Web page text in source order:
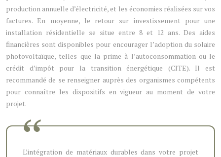
production annuelle d’électricité, et les économies réalisées sur vos
factures. En moyenne, le retour sur investissement pour une
installation résidentielle se situe entre 8 et 12 ans. Des aides
financières sont disponibles pour encourager l’adoption du solaire
photovoltaïque, telles que la prime à l’autoconsommation ou le
crédit d’impôt pour la transition énergétique (CITE). Il est
recommandé de se renseigner auprès des organismes compétents
pour connaître les dispositifs en vigueur au moment de votre
projet.
L’intégration de matériaux durables dans votre projet